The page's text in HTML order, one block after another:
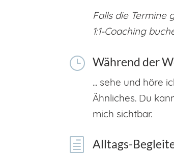
Falls die Termine
1:1-Coaching
} Während der
... sehe und höre
Ähnliches. Du
mich sichtbar.
h Alltags-